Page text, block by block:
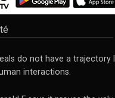
do not have a trajectory
interactions.